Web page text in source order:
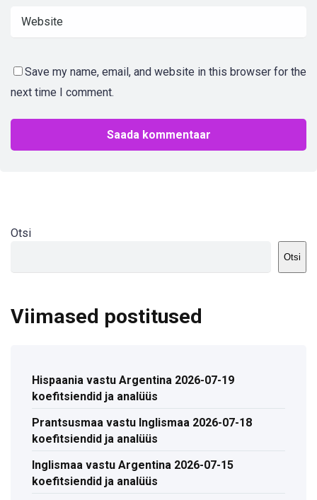
Save my name, email, and website in this browser for the
next time I comment.
Otsi
Otsi
Viimased postitused
Hispaania vastu Argentina 2026-07-19
koefitsiendid ja analüüs
Prantsusmaa vastu Inglismaa 2026-07-18
koefitsiendid ja analüüs
Inglismaa vastu Argentina 2026-07-15
koefitsiendid ja analüüs